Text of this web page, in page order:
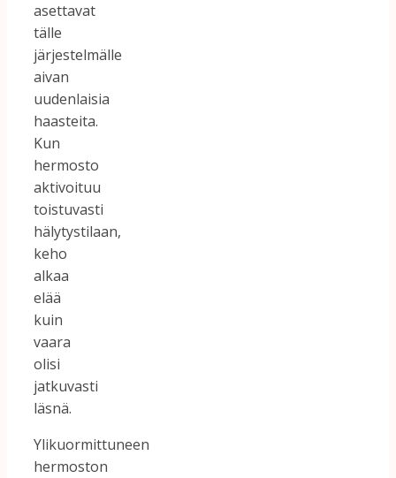
asettavat
tälle
järjestelmälle
aivan
uudenlaisia
haasteita.
Kun
hermosto
aktivoituu
toistuvasti
hälytystilaan,
keho
alkaa
elää
kuin
vaara
olisi
jatkuvasti
läsnä.
Ylikuormittuneen
hermoston